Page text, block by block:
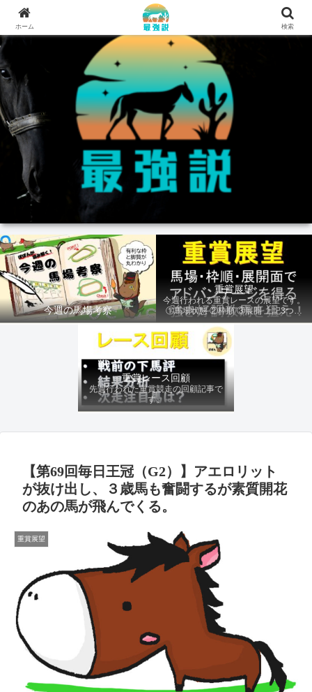
今週の馬場考察
重賞展望
今週行われる重賞レースの展望です。
①馬場状態 ②枠順 ③展開 上記3つの
ファクターから有利にレースを運べる
馬を導き、追い切りの動きを加味して
最終評価を下します。
重賞レース回顧
先週行われた重賞競走の回顧記事で
す。
【第69回毎日王冠（G2）】アエロリット
が抜け出し、３歳馬も奮闘するが素質開花
のあの馬が飛んでくる。
重賞展望
ホーム 検索